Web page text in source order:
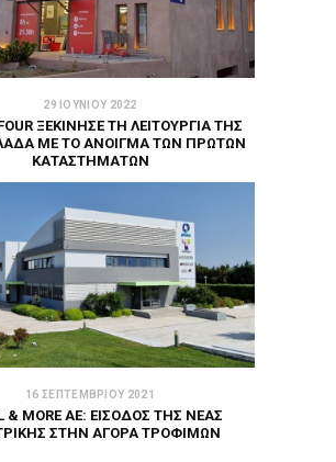
29 ΙΟΥΝΊΟΥ 2022
ΞΕΚΊΝΗΣΕ ΤΗ ΛΕΙΤΟΥΡΓΊΑ ΤΗΣ
ΜΕ ΤΟ ΆΝΟΙΓΜΑ ΤΩΝ ΠΡΏΤΩΝ
ΚΑΤΑΣΤΗΜΆΤΩΝ
16 ΣΕΠΤΕΜΒΡΊΟΥ 2021
& MORE ΑΕ: ΕΊΣΟΔΟΣ ΤΗΣ ΝΈΑΣ
ΣΤΗΝ ΑΓΟΡΆ ΤΡΟΦΊΜΩΝ